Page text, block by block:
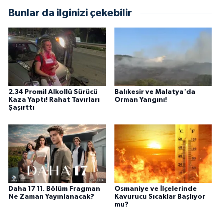
Bunlar da ilginizi çekebilir
2.34 Promil Alkollü Sürücü
Kaza Yaptı! Rahat Tavırları
Şaşırttı
Balıkesir ve Malatya'da
Orman Yangını!
Daha 17 11. Bölüm Fragman
Ne Zaman Yayınlanacak?
Osmaniye ve İlçelerinde
Kavurucu Sıcaklar Başlıyor
mu?